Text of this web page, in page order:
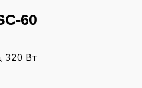
60
320 Вт